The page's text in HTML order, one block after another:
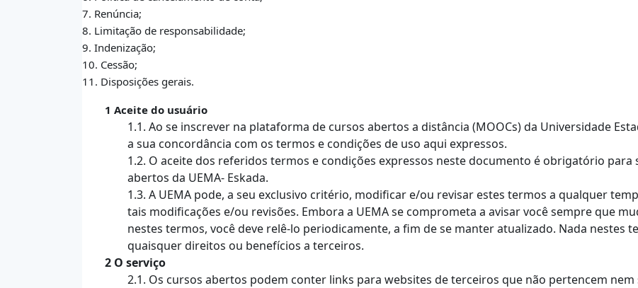
7. Renúncia;
8. Limitação de responsabilidade;
9. Indenização;
10. Cessão;
11. Disposições gerais.
1 Aceite do usuário
1.1. Ao se inscrever na plataforma de cursos abertos a distância (MOOCs) da Universidade
a sua concordância com os termos e condições de uso aqui expressos.
1.2. O aceite dos referidos termos e condições expressos neste documento é obrigatório
abertos da UEMA- Eskada.
1.3. A UEMA pode, a seu exclusivo critério, modificar e/ou revisar estes termos a qualquer
tais modificações e/ou revisões. Embora a UEMA se comprometa a avisar você sempre que
nestes termos, você deve relê-lo periodicamente, a fim de se manter atualizado. Nada nestes
quaisquer direitos ou benefícios a terceiros.
2 O serviço
2.1. Os cursos abertos podem conter links para websites de terceiros que não pertencem nem